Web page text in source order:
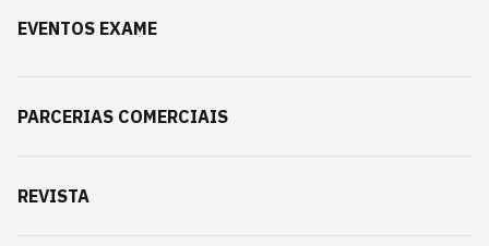
EVENTOS EXAME
PARCERIAS COMERCIAIS
REVISTA